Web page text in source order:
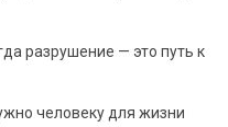
разрушение — это путь к
человеку для жизни